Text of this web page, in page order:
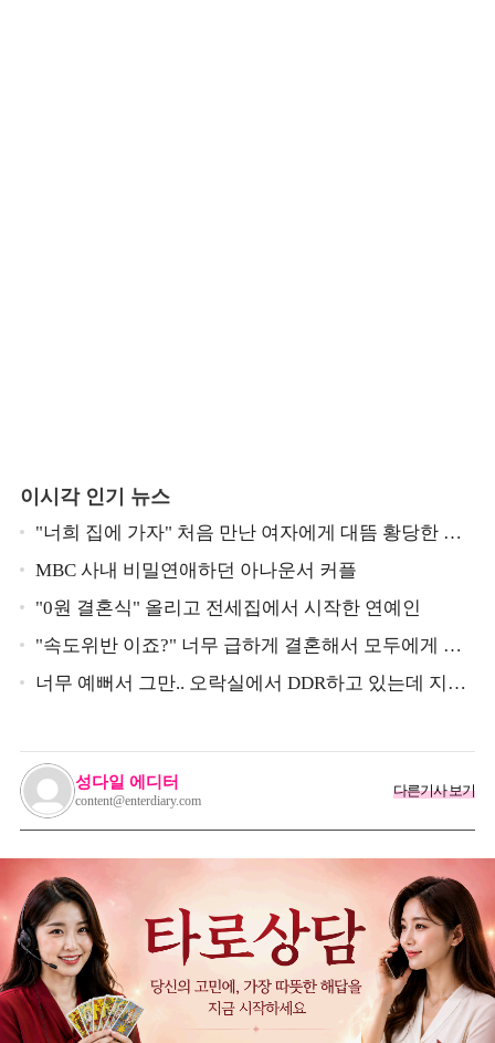
이시각 인기 뉴스
"너희 집에 가자" 처음 만난 여자에게 대뜸 황당한 요
구 했다는 MBC 아나운서
MBC 사내 비밀연애하던 아나운서 커플
"0원 결혼식" 올리고 전세집에서 시작한 연예인
"속도위반 이죠?" 너무 급하게 결혼해서 모두에게 의
심 받았던 스타
너무 예뻐서 그만.. 오락실에서 DDR하고 있는데 지나
성다일 에디터
content@enterdiary.com
다른기사 보기